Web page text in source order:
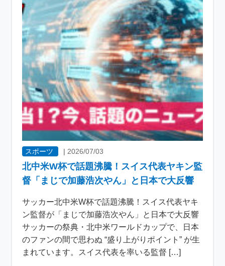
スポーツ | 2026/07/03
北中米W杯で話題沸騰！スイス代表ヤキン監
督「まじで加藤浩次やん」と日本で大反響
サッカー北中米W杯で話題沸騰！スイス代表ヤキ
ン監督が「まじで加藤浩次やん」と日本で大反響
サッカーの祭典・北中米ワールドカップで、日本
のファンの間で思わぬ “盛り上がりポイント” が生
まれています。スイス代表を率いる監督 […]